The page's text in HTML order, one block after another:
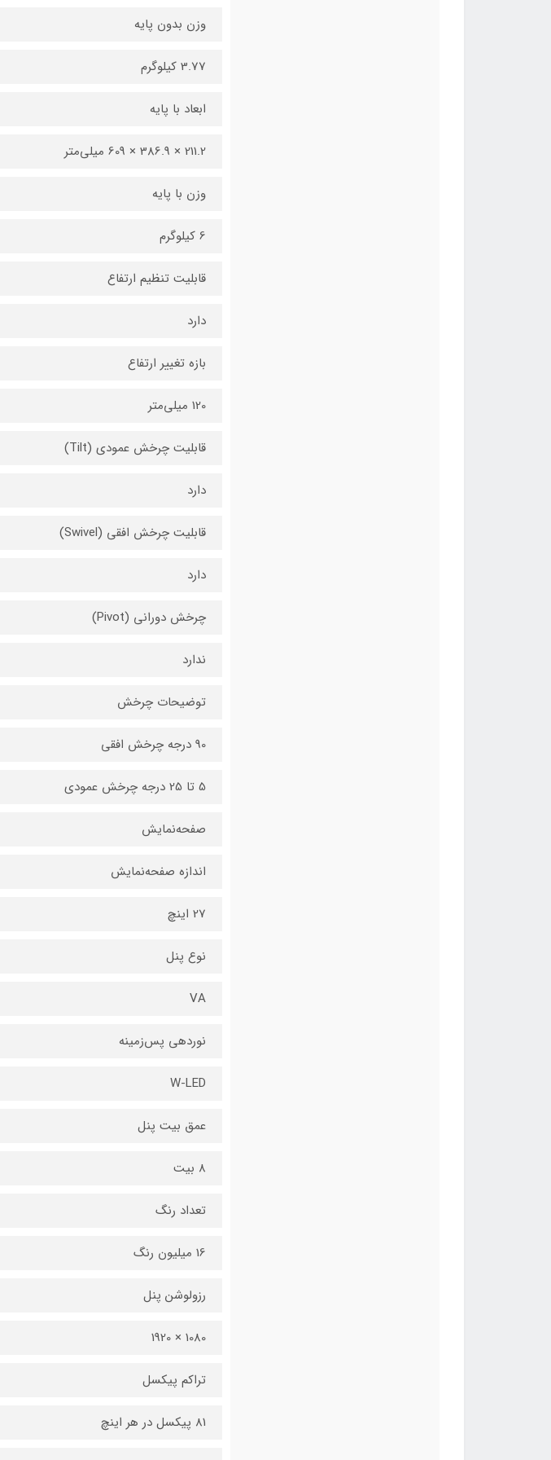
وزن بدون پایه
3.77 کیلوگرم
ابعاد با پایه
211.2 × 386.9 × 609 میلی‌متر
وزن با پایه
6 کیلوگرم
قابلیت تنظیم ارتفاع
دارد
بازه تغییر ارتفاع
120 میلی‌متر
قابلیت چرخش عمودی (Tilt)
دارد
قابلیت چرخش افقی (Swivel)
دارد
چرخش دورانی (Pivot)
ندارد
توضیحات چرخش
90 درجه چرخش افقی
5 تا 25 درجه چرخش عمودی
صفحه‌نمایش
اندازه صفحه‌نمایش
27 اینچ
نوع پنل
VA
نوردهی پس‌زمینه
W-LED
عمق بیت پنل
8 بیت
تعداد رنگ
16 میلیون رنگ
رزولوشن پنل
1080 × 1920
تراکم پیکسل
81 پیکسل در هر اینچ